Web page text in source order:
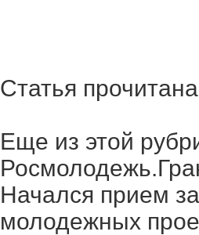
Статья
Еще из этой
Начался прием
молодежных